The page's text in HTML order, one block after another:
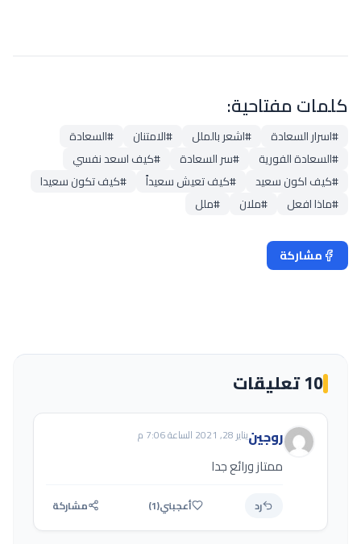
كلمات مفتاحية:
#اسرار السعادة #اشعر بالملل #الامتنان
#السعادة
#السعادة الفورية
#سر السعادة
#كيف اسعد نفسي
#كيف اكون سعيد
#كيف تعيش سعيداً
#كيف تكون سعيدا
#ماذا افعل
#ملان #ملل
مشاركة
10 تعليقات
روجينيناير 28, 2021 الساعة 7:06 م
ممتاز ورائع جدا
رد أعجبني(1) مشاركة